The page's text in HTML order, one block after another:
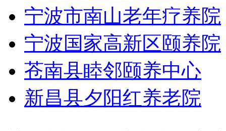
宁波市南山老年疗养院
宁波国家高新区颐养院
苍南县睦邻颐养中心
新昌县夕阳红养老院